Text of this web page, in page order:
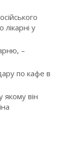
у
–
по кафе в
він